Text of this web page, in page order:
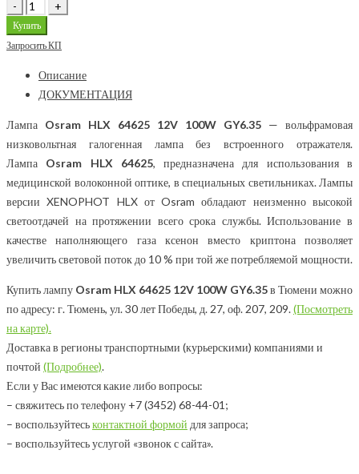
Купить
Запросить КП
Описание
ДОКУМЕНТАЦИЯ
Лампа Osram HLX 64625 12V 100W GY6.35 — вольфрамовая
низковольтная галогенная лампа без встроенного отражателя.
Лампа Osram HLX 64625, предназначена для использования в
медицинской волоконной оптике, в специальных светильниках. Лампы
версии XENOPHOT HLX от Osram обладают неизменно высокой
светоотдачей на протяжении всего срока службы. Использование в
качестве наполняющего газа ксенон вместо криптона позволяет
увеличить световой поток до 10 % при той же потребляемой мощности.
Купить лампу Osram HLX 64625 12V 100W GY6.35в Тюмени можно
по адресу: г. Тюмень, ул. 30 лет Победы, д. 27, оф. 207, 209.(Посмотреть
на карте).
Доставка в регионы транспортными (курьерскими) компаниями и
почтой (Подробнее).
Если у Вас имеются какие либо вопросы:
– свяжитесь по телефону +7 (3452) 68-44-01;
– воспользуйтеськонтактной формой для запроса;
– воспользуйтесь услугой «звонок с сайта».